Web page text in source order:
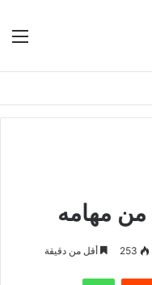
مهامه
253 أقل من دقيقة
واتساب